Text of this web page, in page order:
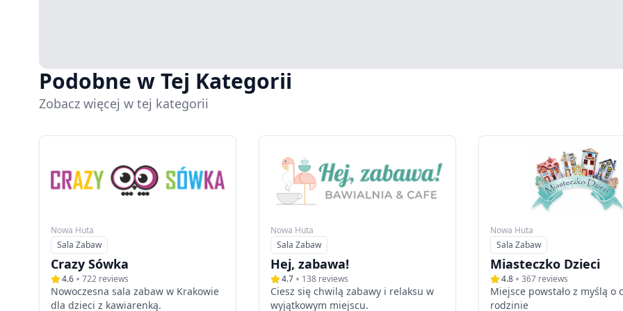
Podobne w Tej Kategorii
Zobacz więcej w tej kategorii
Nowa Huta
Typ
Sala Zabaw
Crazy Sówka
4.6 722 reviews
Nowoczesna sala zabaw w Krakowie
dla dzieci z kawiarenką.
Nowa Huta
Typ
Sala Zabaw
Hej, zabawa!
4.7 138 reviews
Ciesz się chwilą zabawy i relaksu w
wyjątkowym miejscu.
Nowa Huta
Typ
Sala Zabaw
Miasteczko Dzieci
4.8 367 reviews
Miejsce powstało z myślą o
rodzinie